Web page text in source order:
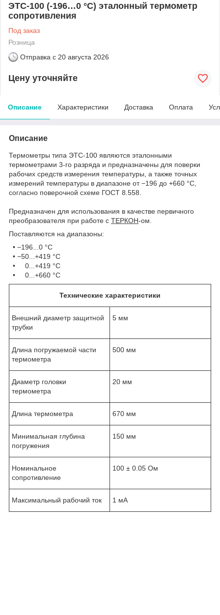
ЭТС-100 (-196…0 °С) эталонный термометр
сопротивления
Под заказ
Розница
Отправка с 20 августа 2026
Цену уточняйте
Описание Характеристики Доставка Оплата
Описание
Термометры типа ЭТС-100 являются эталонными
термометрами 3-го разряда и предназначены для поверки
рабочих средств измерения температуры, а также точных
измерений температуры в диапазоне от −196 до +660 °С,
согласно поверочной схеме ГОСТ 8.558.
Предназначен для использования в качестве первичного
преобразователя при работе с ТЕРКОН-ом.
Поставляются на диапазоны:
• −196...0 °C
• −50...+419 °C
• 0...+419 °C
• 0...+660 °C
Технические характеристики
Внешний диаметр защитной
трубки
5 мм
Длина погружаемой части
термометра
500 мм
Диаметр головки
термометра
20 мм
Длина термометра 670 мм
Минимальная глубина
погружения
150 мм
Номинальное
сопротивление
100 ± 0.05 Ом
Максимальный рабочий ток 1 мА